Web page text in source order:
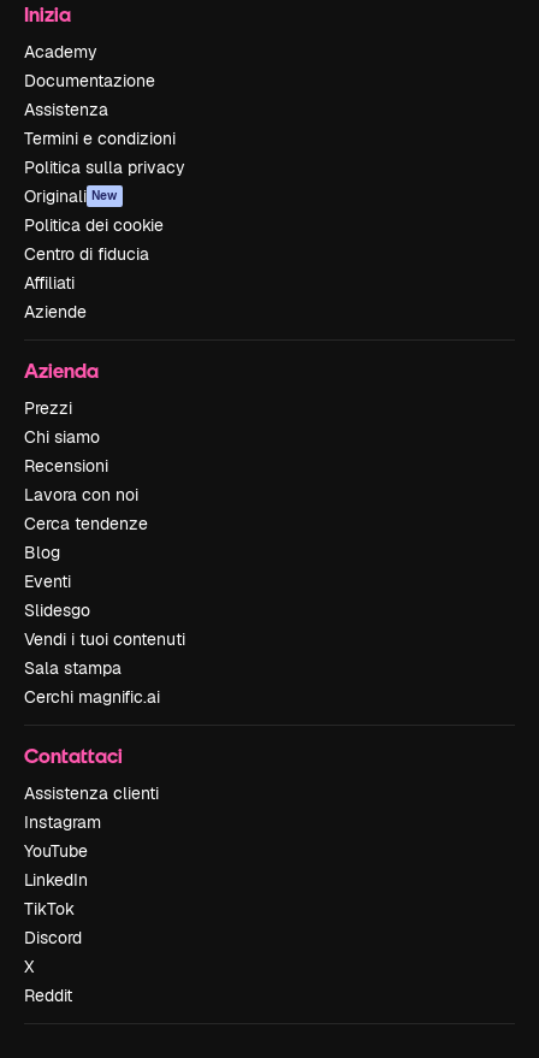
Inizia
Academy
Documentazione
Assistenza
Termini e condizioni
Politica sulla privacy
Originali New
Politica dei cookie
Centro di fiducia
Affiliati
Aziende
Azienda
Prezzi
Chi siamo
Recensioni
Lavora con noi
Cerca tendenze
Blog
Eventi
Slidesgo
Vendi i tuoi contenuti
Sala stampa
Cerchi magnific.ai
Contattaci
Assistenza clienti
Instagram
YouTube
LinkedIn
TikTok
Discord
X
Reddit